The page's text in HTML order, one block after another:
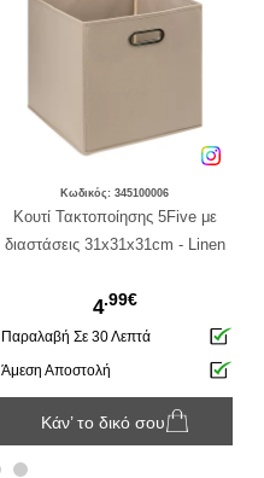
Κωδικός: 345100006
Κουτί Τακτοποίησης 5Five με
διαστάσεις 31x31x31cm - Linen
4.99€
Παραλαβή Σε 30 Λεπτά
Άμεση Αποστολή
Κάν’ το δικό σου